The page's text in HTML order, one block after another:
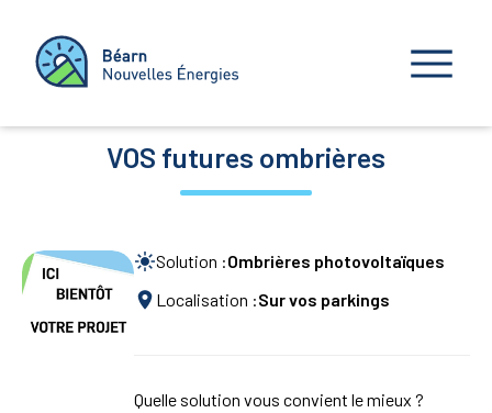
VOS futures ombrières
Solution :Ombrières photovoltaïques
Localisation :Sur vos parkings
Quelle solution vous convient le mieux ?